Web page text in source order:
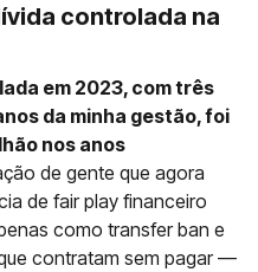
controlada na
em 2023, com três
da minha gestão, foi
nos anos
de gente que agora
de fair play financeiro
como transfer ban e
contratam sem pagar —